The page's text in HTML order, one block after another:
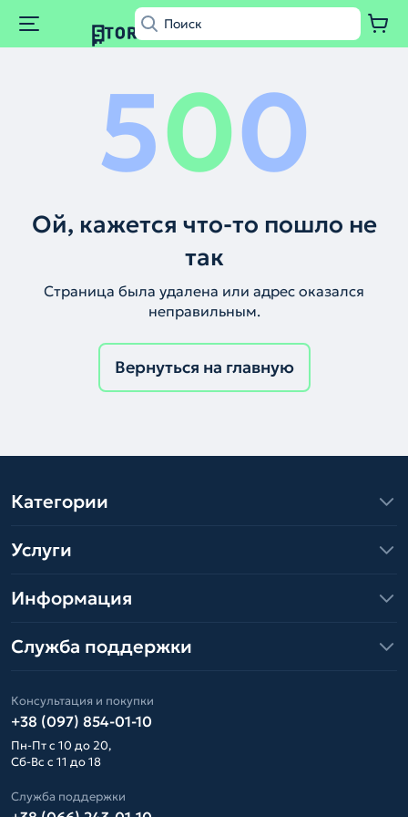
500
Ой, кажется что-то пошло не
так
Страница была удалена или адрес оказался
неправильным.
Вернуться на главную
Категории
Услуги
Информация
Служба поддержки
Консультация и покупки
+38 (097) 854-01-10
Пн-Пт с 10 до 20,
Сб-Вс с 11 до 18
Служба поддержки